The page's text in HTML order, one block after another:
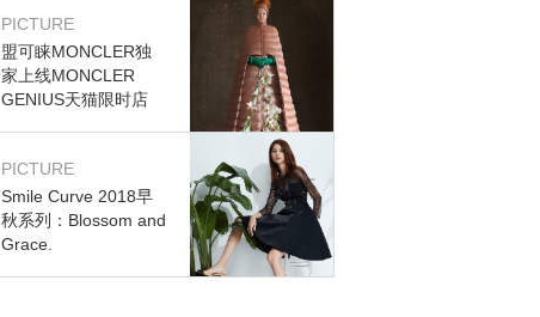
PICTURE
盟可睐MONCLER独
家上线MONCLER
GENIUS天猫限时店
PICTURE
Smile Curve 2018早
秋系列：Blossom and
Grace.